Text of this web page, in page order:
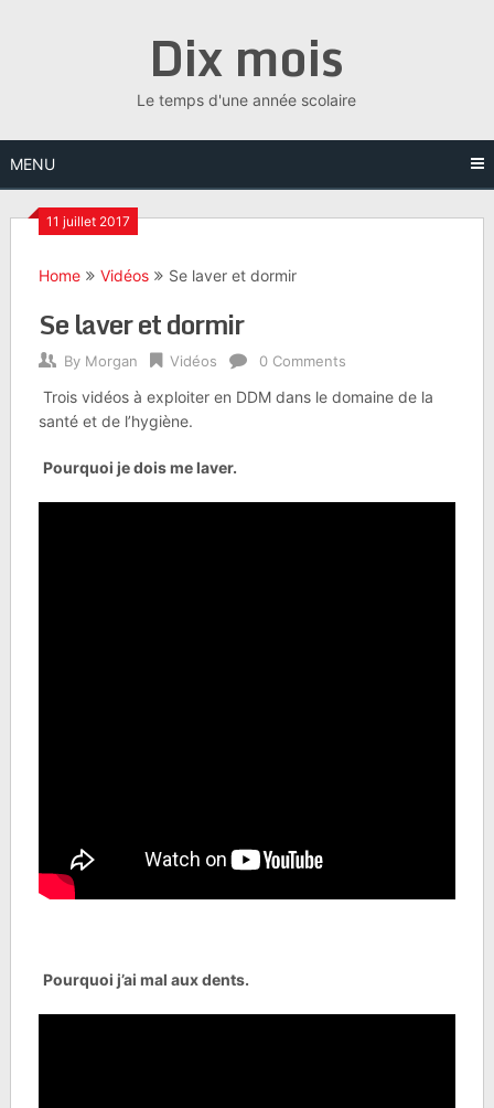
Dix mois
Le temps d'une année scolaire
MENU
11 juillet 2017
Home Vidéos Se laver et dormir
Se laver et dormir
By Morgan Vidéos 0 Comments
Trois vidéos à exploiter en DDM dans le domaine de la
santé et de l’hygiène.
Pourquoi je dois me laver.
Pourquoi j’ai mal aux dents.